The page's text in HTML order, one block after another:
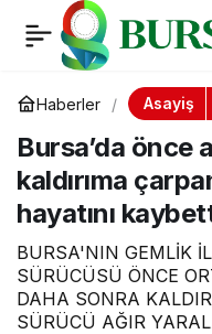
Haberler Asayiş
Bursa’da önce
kaldırıma
hayatını
BURSA'NIN GEMLİK
SÜRÜCÜSÜ ÖNCE
DAHA SONRA
SÜRÜCÜ AĞIR
Bursa’da önce
ağaçlara çarpıp
kaldırıma çarpan
motosiklet
hayatını kaybetti